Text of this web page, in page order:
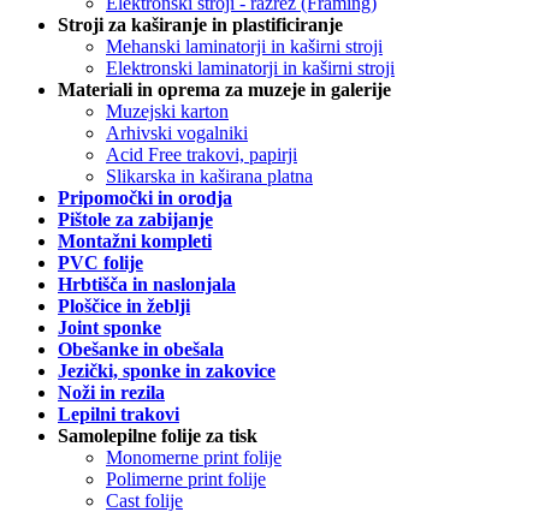
Stroji za kaširanje in plastificiranje
Mehanski laminatorji in kaširni stroji
Elektronski laminatorji in kaširni stroji
Materiali in oprema za muzeje in galerije
Muzejski karton
Arhivski vogalniki
Acid Free trakovi, papirji
Slikarska in kaširana platna
Pripomočki in orodja
Pištole za zabijanje
Montažni kompleti
PVC folije
Hrbtišča in naslonjala
Ploščice in žeblji
Joint sponke
Obešanke in obešala
Jezički, sponke in zakovice
Noži in rezila
Lepilni trakovi
Samolepilne folije za tisk
Monomerne print folije
Polimerne print folije
Cast folije